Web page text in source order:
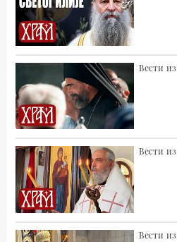
Вести
Вести из
Вести